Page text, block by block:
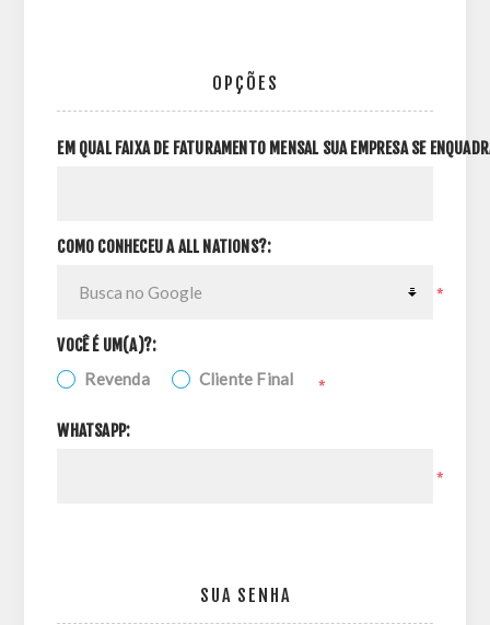
OPÇÕES
EM QUAL FAIXA DE FATURAMENTO MENSAL SUA EMPRESA SE
COMO CONHECEU A ALL NATIONS?:
*
VOCÊ É UM(A)?:
Revenda Cliente Final *
WHATSAPP:
*
SUA SENHA